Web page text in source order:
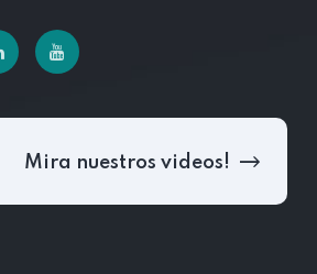
Mira nuestros videos!